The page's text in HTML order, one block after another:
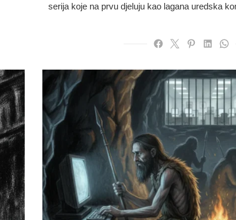
serija koje na prvu djeluju kao lagana uredska